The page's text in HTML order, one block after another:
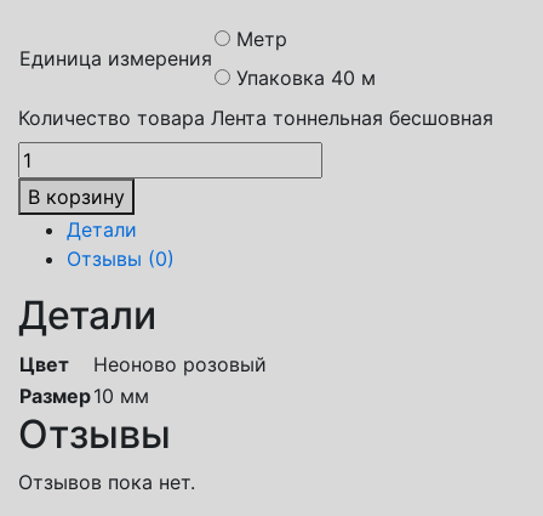
Единица измерения
Метр
Упаковка 40 м
Количество товара Лента тоннельная бесшовная
В корзину
Детали
Отзывы (0)
Детали
Цвет
Неоново розовый
Размер10 мм
Отзывы
Отзывов пока нет.